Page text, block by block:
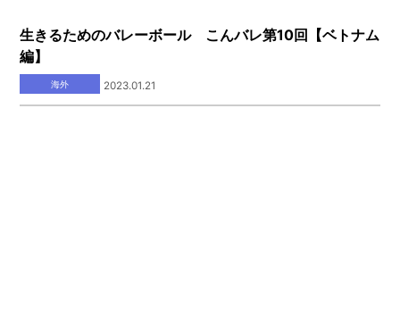
生きるためのバレーボール こんバレ第10回【ベトナム
編】
海外 2023.01.21